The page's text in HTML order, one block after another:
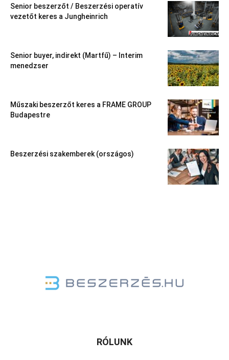
Senior beszerzőt / Beszerzési operatív
vezetőt keres a Jungheinrich
Senior buyer, indirekt (Martfű) – Interim
menedzser
Műszaki beszerzőt keres a FRAME GROUP
Budapestre
Beszerzési szakemberek (országos)
RÓLUNK